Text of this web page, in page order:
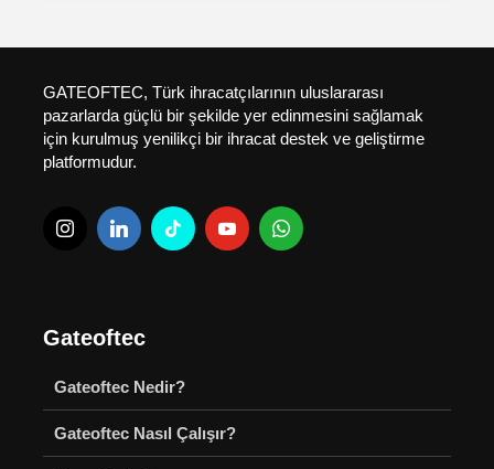
GATEOFTEC, Türk ihracatçılarının uluslararası
pazarlarda güçlü bir şekilde yer edinmesini sağlamak
için kurulmuş yenilikçi bir ihracat destek ve geliştirme
platformudur.
Gateoftec
Gateoftec Nedir?
Gateoftec Nasıl Çalışır?